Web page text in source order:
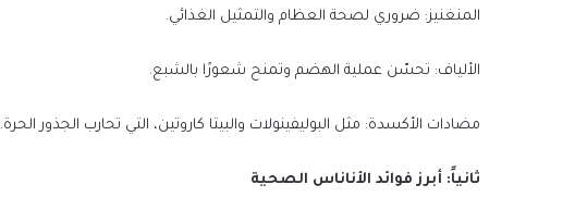
المنغنيز: ضروري لصحة العظام والتمثيل الغذائي.
الألياف: تحسّن عملية الهضم وتمنح شعورًا بالشبع.
مضادات الأكسدة: مثل البوليفينولات والبيتا كاروتين، التي تحارب الجذور الحرة.
ثانياً: أبرز فوائد الأناناس الصحية